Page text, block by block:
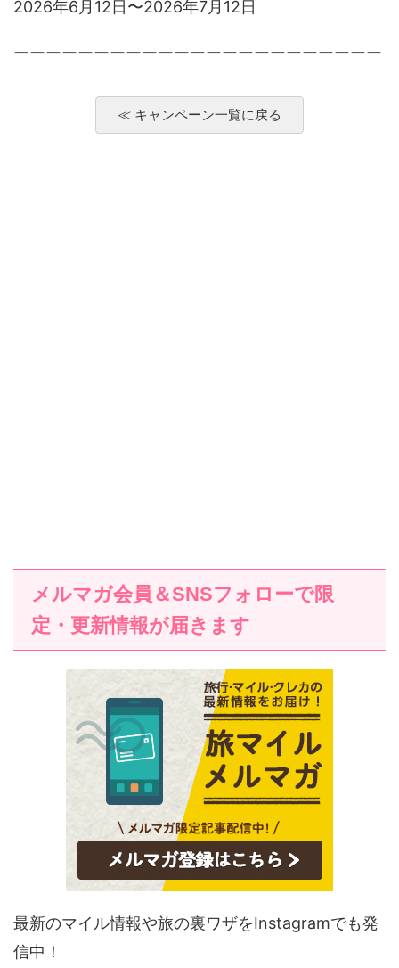
2026年6月12日〜2026年7月12日
ーーーーーーーーーーーーーーーーーーーーーーー
≪ キャンペーン一覧に戻る
メルマガ会員＆SNSフォローで限
定・更新情報が届きます
最新のマイル情報や旅の裏ワザをInstagramでも発
信中！